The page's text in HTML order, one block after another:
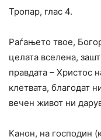
Тропар, глас 4.
Раѓањето твое,
целата вселена,
правдата – Христос
клетвата, благодат
вечен живот ни
Канон, на господин